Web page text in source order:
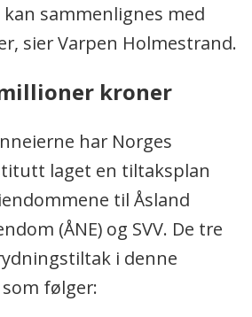
sammenlignes med
sier Varpen Holmestrand.
kroner
har Norges
laget en tiltaksplan
til Åsland
(ÅNE) og SVV. De tre
i denne
følger: